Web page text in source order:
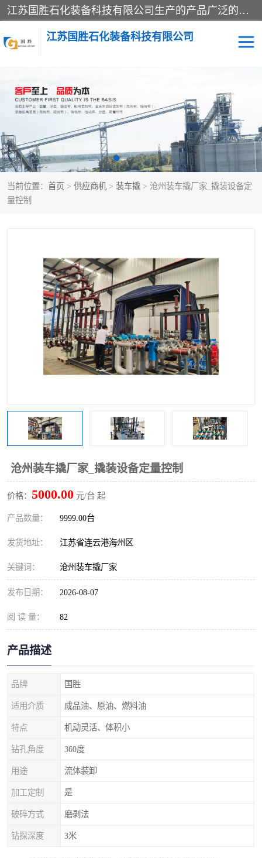
江苏国胜石化装备科技有限公司生产的产品广泛的应用于石油、石化等行业中，产品种类齐全，其中包括装卸鹤管、汽车鹤管、火车鹤管、装车鹤管、卸车鹤管、上装鹤管、下装鹤管、lng鹤管、发油鹤管、液氨鹤管、液化气鹤管等，我们生产的产品质量上乘，价格实惠，服务好，买鹤管就到国胜石化装备！
江苏国胜石化装备科技有限公司
当前位置： 首页 > 供应商机 > 装车撬 > 沧州装车撬厂家_撬装设备定
量控制
沧州装车撬厂家_撬装设备定量控制
价格： 5000.00 元/台 起
产品数量： 9999.00台
发货地址： 江苏省连云港海州区
关键词： 沧州装车撬厂家
发布日期： 2026-08-07
阅 读 量： 82
产品描述
品牌 国胜
适用介质 成品油、原油、燃料油
特点 机动灵活、体积小
钻孔角度 360度
用途 流体装卸
加工定制 是
破碎方式 磨剥法
钻探深度 3米
输油臂 鹤管活动梯